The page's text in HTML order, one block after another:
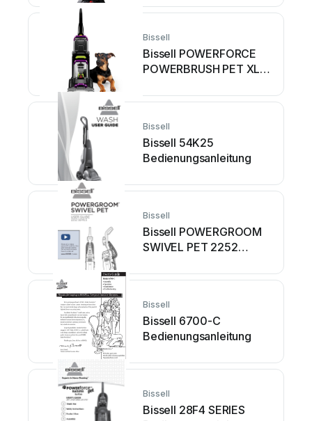
Bissell
Bissell POWERFORCE
POWERBRUSH PET XL
Bissell
Bissell 54K25
Bedienungsanleitung
Bissell
Bissell POWERGROOM
SWIVEL PET 2252
Bedienungsanleitung
Bissell
Bissell 6700-C
Bedienungsanleitung
Bissell
Bissell 28F4 SERIES